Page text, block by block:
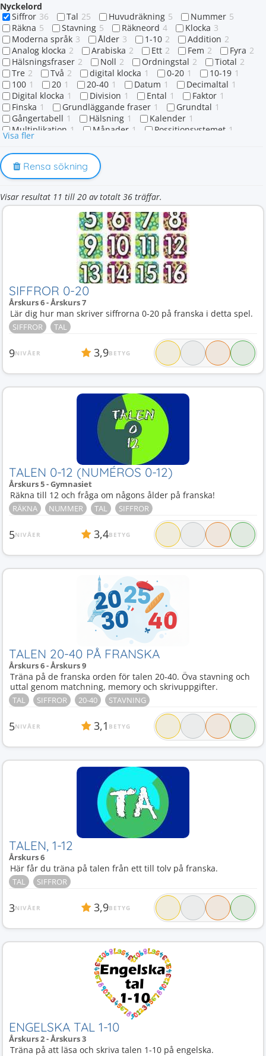
Nyckelord
Siffror 36 Tal 25 Huvudräkning 5 Nummer 5
Räkna 5 Stavning 5 Räkneord 4 Klocka 3
Moderna språk 3 Ålder 3 1-10 2 Addition 2
Analog klocka 2 Arabiska 2 Ett 2 Fem 2 Fyra 2
Hälsningsfraser 2 Noll 2 Ordningstal 2 Tiotal 2
Tre 2 Två 2 digital klocka 1 0-20 1 10-19 1
100 1 20 1 20-40 1 Datum 1 Decimaltal 1
Digital klocka 1 Division 1 Ental 1 Faktor 1
Finska 1 Grundläggande fraser 1 Grundtal 1
Gångertabell 1 Hälsning 1 Kalender 1
Multiplikation 1 Månader 1 Possitionsystemet 1
Presentation
Sammansatta tal 1
Självpresentation 1
Tal med bokstäver 1
Uttal 1 Vardagliga uttryck 1 Vardagsuttryck
Visa fler
Rensa sökning
Visar resultat 11 till 20 av totalt 36 träffar.
SIFFROR 0-20
Årskurs 6 - Årskurs 7
Lär dig hur man skriver siffrorna 0-20 på franska i detta spel.
SIFFROR TAL
9NIVÅER 3,9BETYG
TALEN 0-12 (NUMÉROS 0-12)
Årskurs 5 - Gymnasiet
Räkna till 12 och fråga om någons ålder på franska!
RÄKNA NUMMER TAL SIFFROR
5NIVÅER 3,4BETYG
TALEN 20-40 PÅ FRANSKA
Årskurs 6 - Årskurs 9
Träna på de franska orden för talen 20-40. Öva stavning och
uttal genom matchning, memory och skrivuppgifter.
TAL SIFFROR 20-40 STAVNING
5NIVÅER 3,1 BETYG
TALEN, 1-12
Årskurs 6
Här får du träna på talen från ett till tolv på franska.
TAL SIFFROR
3NIVÅER 3,9BETYG
ENGELSKA TAL 1-10
Årskurs 2 - Årskurs 3
Träna på att läsa och skriva talen 1-10 på engelska.